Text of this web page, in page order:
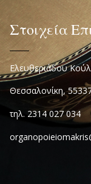
Στοιχεία
Ελευθεριάδου
Θεσσαλονίκη,
τηλ. 2314 027 034